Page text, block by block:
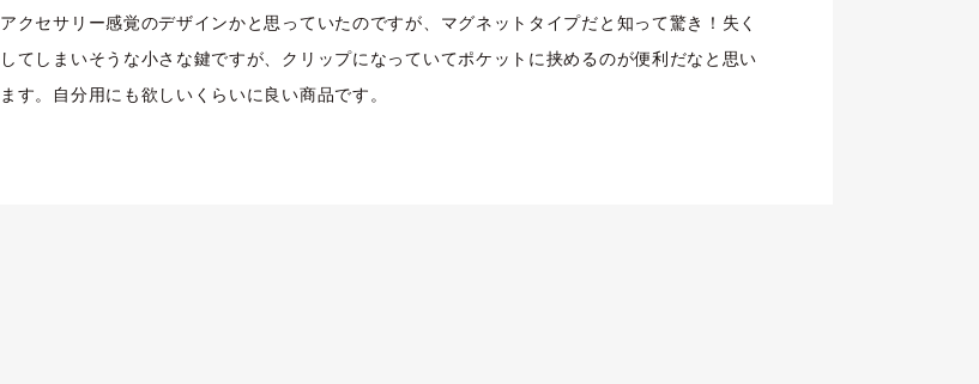
アクセサリー感覚のデザインかと思っていたのですが、マグネットタイプだと知って驚き！失く
してしまいそうな小さな鍵ですが、クリップになっていてポケットに挟めるのが便利だなと思い
ます。自分用にも欲しいくらいに良い商品です。